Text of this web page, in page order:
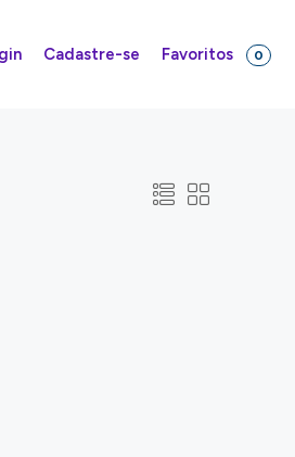
Cadastre-se Favoritos 0